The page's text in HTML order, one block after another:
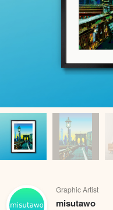
Graphic Artist
misutawo